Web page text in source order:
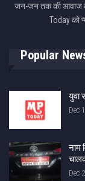
जन-जन तक की आवाज
Today को
Popular
युवा
Dec
नाम
Dec